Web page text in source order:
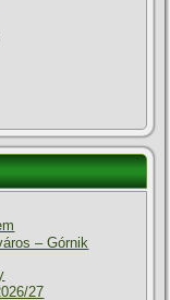
– Górnik
27